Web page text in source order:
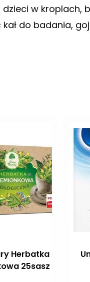
w kroplach,
do badania,
Herbatka
25sasz